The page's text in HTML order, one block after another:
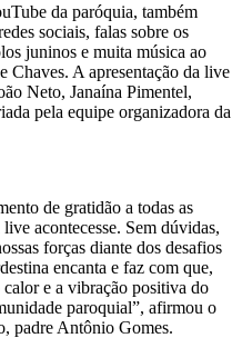
da paróquia, também
sociais, falas sobre os
juninos e muita música ao
Chaves. A apresentação da live
Neto, Janaína Pimentel,
pela equipe organizadora da
de gratidão a todas as
acontecesse. Sem dúvidas,
forças diante dos desafios
encanta e faz com que,
calor e a vibração positiva do
paroquial”, afirmou o
padre Antônio Gomes.